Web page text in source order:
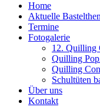
Home
Aktuelle
Termine
Fotogalerie
12. Quilling
Quilling
Quilling
Schultüten
Über uns
Kontakt